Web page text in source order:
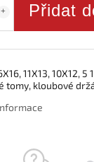
Přidat
11X13, 10X12,
tomy, kloubové